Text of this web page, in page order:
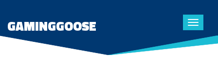
Toggle
GAMINGGOOSE